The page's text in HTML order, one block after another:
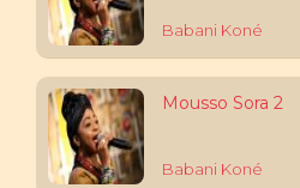
Babani Koné
Mousso Sora 2
Babani Koné